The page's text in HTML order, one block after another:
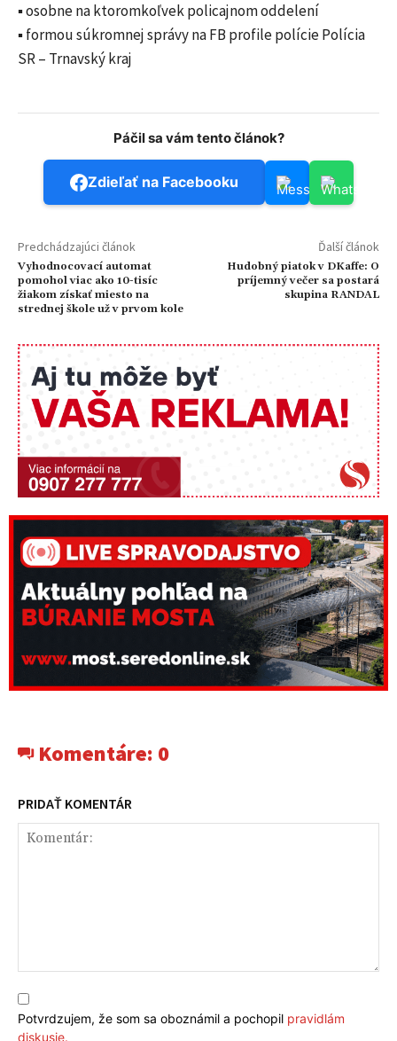
▪️ osobne na ktoromkoľvek policajnom oddelení
▪️ formou súkromnej správy na FB profile polície Polícia
SR – Trnavský kraj
Páčil sa vám tento článok?
Zdieľať na Facebooku
Predchádzajúci článok
Vyhodnocovací automat
pomohol viac ako 10-tisíc
žiakom získať miesto na
strednej škole už v prvom kole
Ďalší článok
Hudobný piatok v DKaffe: O
príjemný večer sa postará
skupina RANDAL
Komentáre: 0
PRIDAŤ KOMENTÁR
Potvrdzujem, že som sa oboznámil a pochopil pravidlám
diskusie.